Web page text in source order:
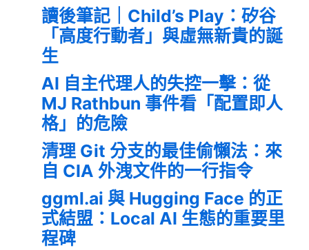
讀後筆記｜Child’s Play：矽谷
「高度行動者」與虛無新貴的誕
生
AI 自主代理人的失控一擊：從
MJ Rathbun 事件看「配置即人
格」的危險
清理 Git 分支的最佳偷懶法：來
自 CIA 外洩文件的一行指令
ggml.ai 與 Hugging Face 的正
式結盟：Local AI 生態的重要里
程碑